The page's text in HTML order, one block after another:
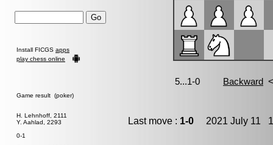
Install FICGS apps
play chess online
Game result (poker)
H. Lehnhoff, 2111
Y. Aahlad, 2293
0-1
Last move : 1-0 2021 July 11